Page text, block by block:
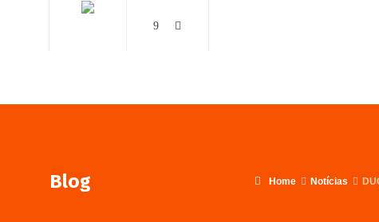
Blog Home Notícias